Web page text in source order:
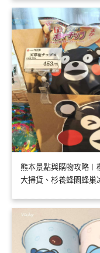
熊本景點與購物攻略︱
大掃貨、杉養蜂園蜂巢